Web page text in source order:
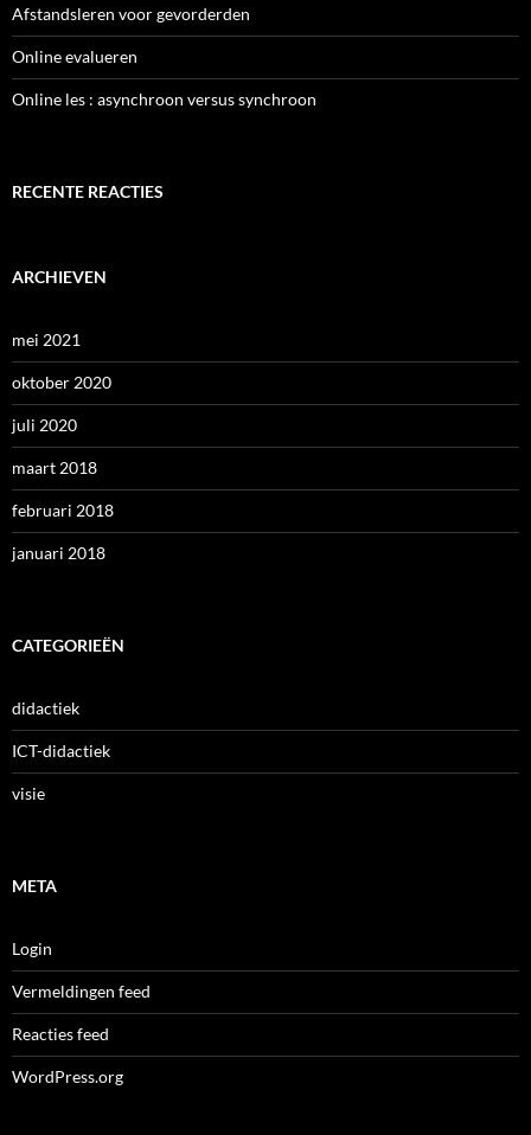
Afstandsleren voor gevorderden
Online evalueren
Online les : asynchroon versus synchroon
RECENTE REACTIES
ARCHIEVEN
mei 2021
oktober 2020
juli 2020
maart 2018
februari 2018
januari 2018
CATEGORIEËN
didactiek
ICT-didactiek
visie
META
Login
Vermeldingen feed
Reacties feed
WordPress.org